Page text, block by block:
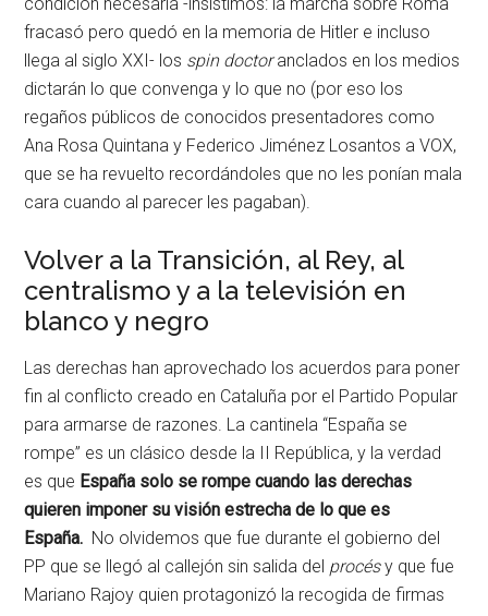
fracasó pero quedó en la memoria de Hitler e incluso
llega al siglo XXI- los spin doctoranclados en los medios
dictarán lo que convenga y lo que no (por eso los
regaños públicos de conocidos presentadores como
Ana Rosa Quintana y Federico Jiménez Losantos a VOX,
que se ha revuelto recordándoles que no les ponían mala
cara cuando al parecer les pagaban).
Volver a la Transición, al Rey, al
centralismo y a la televisión en
blanco y negro
Las derechas han aprovechado los acuerdos para poner
fin al conflicto creado en Cataluña por el Partido Popular
para armarse de razones. La cantinela “España se
rompe” es un clásico desde la II República, y la verdad
es que España solo se rompe cuando las derechas
quieren imponer su visión estrecha de lo que es
España. No olvidemos que fue durante el gobierno del
PP que se llegó al callejón sin salida del procésy que fue
Mariano Rajoy quien protagonizó la recogida de firmas